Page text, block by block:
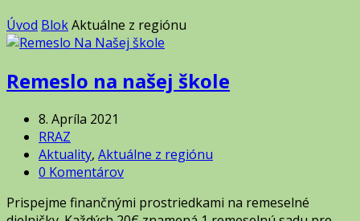
Úvod BlokAktuálne z regiónu
Remeslo na našej škole
8. Apríla 2021
RRAZ
Aktuality, Aktuálne z regiónu
0 Komentárov
Prispejme finančnými prostriedkami na remeselné